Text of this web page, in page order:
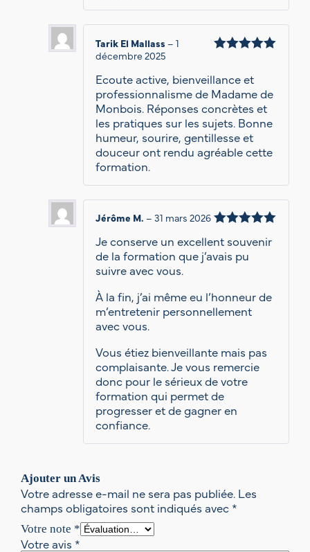
Tarik El Mallass – 1
décembre 2025
Ecoute active, bienveillance et
professionnalisme de Madame de
Monbois. Réponses concrètes et
les pratiques sur les sujets. Bonne
humeur, sourire, gentillesse et
douceur ont rendu agréable cette
formation.
sur 5
Jérôme M. – 31 mars 2026
Je conserve un excellent souvenir
de la formation que j’avais pu
suivre avec vous.
À la fin, j’ai même eu l’honneur de
m’entretenir personnellement
avec vous.
Vous étiez bienveillante mais pas
complaisante. Je vous remercie
donc pour le sérieux de votre
formation qui permet de
progresser et de gagner en
confiance.
Ajouter un Avis
Votre adresse e-mail ne sera pas publiée. Les
champs obligatoires sont indiqués avec *
Votre note *
Votre avis *